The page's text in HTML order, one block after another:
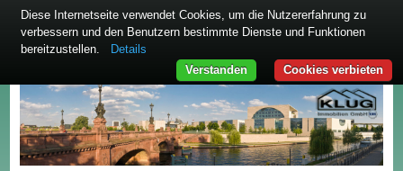
Diese Internetseite verwendet Cookies, um die Nutzererfahrung zu
verbessern und den Benutzern bestimmte Dienste und Funktionen
bereitzustellen.
Details
Cookies verbieten
Verstanden